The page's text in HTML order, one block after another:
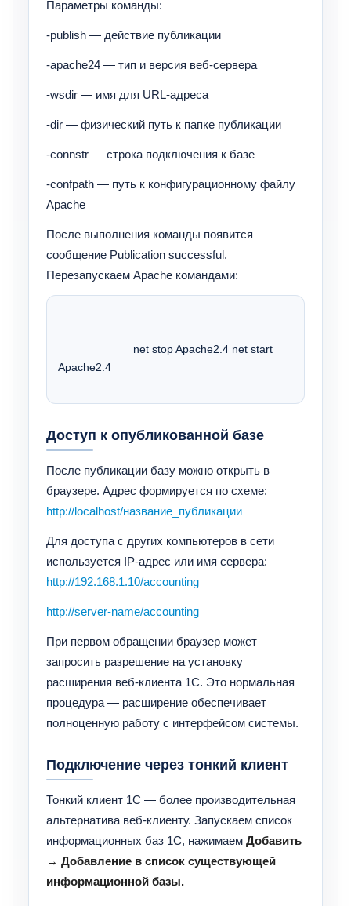
Параметры команды:
-publish — действие публикации
-apache24 — тип и версия веб-сервера
-wsdir — имя для URL-адреса
-dir — физический путь к папке публикации
-connstr — строка подключения к базе
-confpath — путь к конфигурационному файлу
Apache
После выполнения команды появится
сообщение Publication successful.
Перезапускаем Apache командами:
Apache2.4
Доступ к опубликованной базе
После публикации базу можно открыть в
браузере. Адрес формируется по схеме:
http://localhost/название_публикации
Для доступа с других компьютеров в сети
используется IP-адрес или имя сервера:
http://192.168.1.10/accounting
http://server-name/accounting
При первом обращении браузер может
запросить разрешение на установку
расширения веб-клиента 1С. Это нормальная
процедура — расширение обеспечивает
полноценную работу с интерфейсом системы.
Подключение через тонкий клиент
Тонкий клиент 1С — более производительная
альтернатива веб-клиенту. Запускаем список
информационных баз 1С, нажимаем Добавить
→ Добавление в список существующей
информационной базы.